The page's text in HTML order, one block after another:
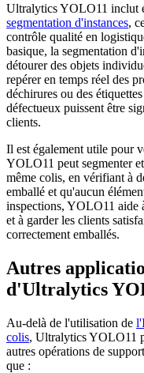
Ultralytics YOLO11 inclut
segmentation d'instances,
contrôle qualité en
basique, la segmentation
détourer des objets
repérer en temps réel des
déchirures ou des
défectueux puissent être
clients.
Il est également utile pour
YOLO11 peut segmenter
même colis, en vérifiant à
emballé et qu'aucun
inspections, YOLO11 aide
et à garder les clients
correctement emballés.
Autres
d'Ultralytics
Au-delà de l'utilisation de
colis, Ultralytics YOLO11
autres opérations de
que :